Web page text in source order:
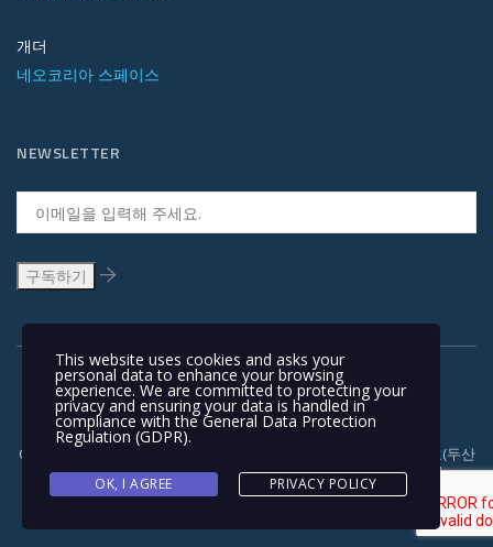
개더
네오코리아 스페이스
NEWSLETTER
Copyright © 1991-2018 | 경기도 안양시 흥안대로 415, 서관 1110호(두산
벤처다임) 우: 14059 | T +82-31-478-5434 | F +82-31-478-5437 |
NEOKOREA TRADING COMPANY LIMITED. NEOKOREA. ALL RIGHTS
This website uses cookies and asks your
personal data to enhance your browsing
experience. We are committed to protecting your
privacy and ensuring your data is handled in
compliance with theGeneral Data Protection
Regulation (GDPR).
OK, I AGREE PRIVACY POLICY